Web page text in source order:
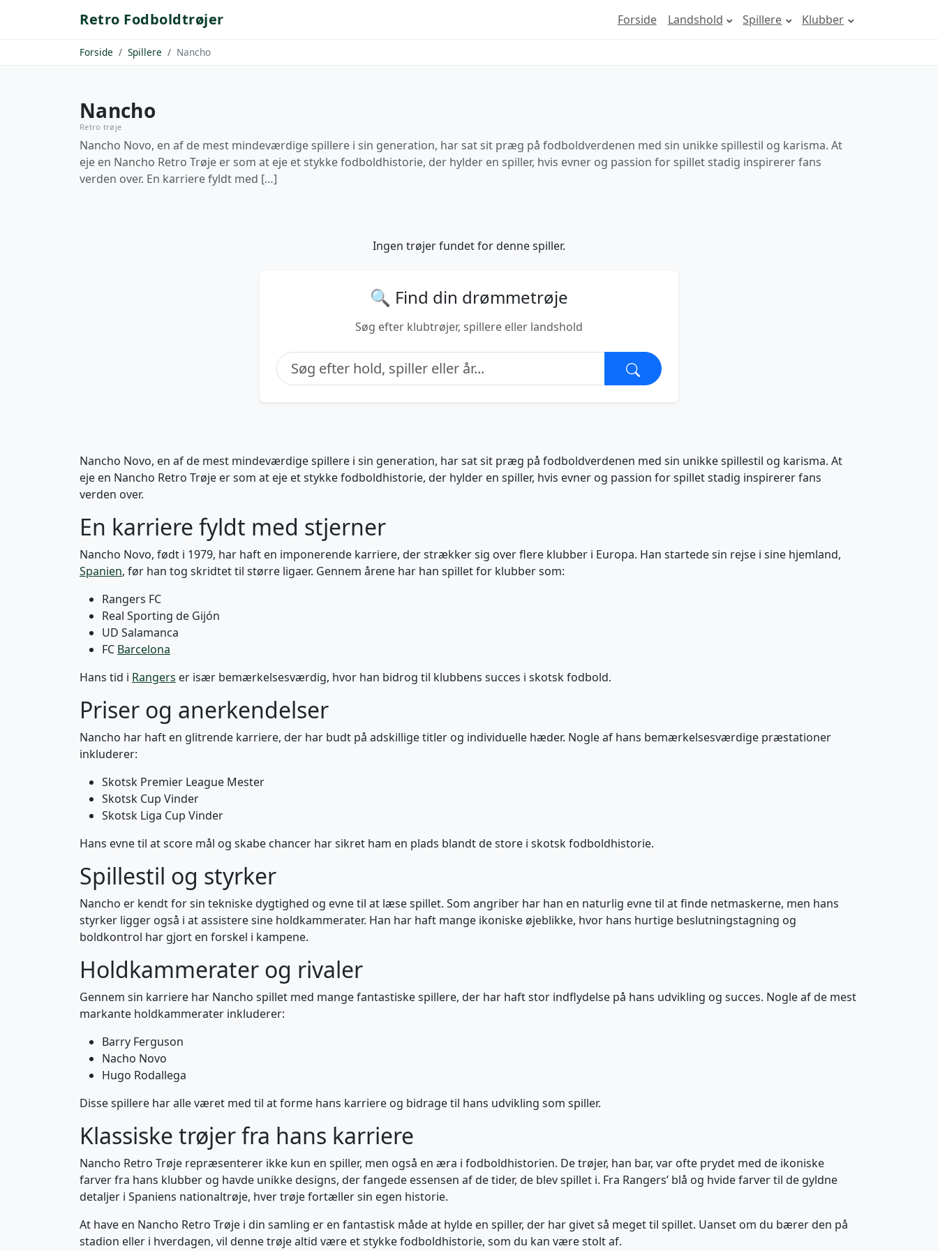
Retro Fodboldtrøjer Forside Landshold Spillere Klubber
Forside Spillere Nancho
Nancho
Retro trøje
Nancho Novo, en af de mest mindeværdige spillere i sin generation, har sat sit præg på fodboldverdenen med sin unikke spillestil og karisma. At
eje en Nancho Retro Trøje er som at eje et stykke fodboldhistorie, der hylder en spiller, hvis evner og passion for spillet stadig inspirerer fans
verden over. En karriere fyldt med […]
Ingen trøjer fundet for denne spiller.
🔍 Find din drømmetrøje
Søg efter klubtrøjer, spillere eller landshold
Nancho Novo, en af de mest mindeværdige spillere i sin generation, har sat sit præg på fodboldverdenen med sin unikke spillestil og karisma. At
eje en Nancho Retro Trøje er som at eje et stykke fodboldhistorie, der hylder en spiller, hvis evner og passion for spillet stadig inspirerer fans
verden over.
En karriere fyldt med stjerner
Nancho Novo, født i 1979, har haft en imponerende karriere, der strækker sig over flere klubber i Europa. Han startede sin rejse i sine hjemland,
Spanien, før han tog skridtet til større ligaer. Gennem årene har han spillet for klubber som:
Rangers FC
Real Sporting de Gijón
UD Salamanca
FC Barcelona
Hans tid i Rangers er især bemærkelsesværdig, hvor han bidrog til klubbens succes i skotsk fodbold.
Priser og anerkendelser
Nancho har haft en glitrende karriere, der har budt på adskillige titler og individuelle hæder. Nogle af hans bemærkelsesværdige præstationer
inkluderer:
Skotsk Premier League Mester
Skotsk Cup Vinder
Skotsk Liga Cup Vinder
Hans evne til at score mål og skabe chancer har sikret ham en plads blandt de store i skotsk fodboldhistorie.
Spillestil og styrker
Nancho er kendt for sin tekniske dygtighed og evne til at læse spillet. Som angriber har han en naturlig evne til at finde netmaskerne, men hans
styrker ligger også i at assistere sine holdkammerater. Han har haft mange ikoniske øjeblikke, hvor hans hurtige beslutningstagning og
boldkontrol har gjort en forskel i kampene.
Holdkammerater og rivaler
Gennem sin karriere har Nancho spillet med mange fantastiske spillere, der har haft stor indflydelse på hans udvikling og succes. Nogle af de mest
markante holdkammerater inkluderer:
Barry Ferguson
Nacho Novo
Hugo Rodallega
Disse spillere har alle været med til at forme hans karriere og bidrage til hans udvikling som spiller.
Klassiske trøjer fra hans karriere
Nancho Retro Trøje repræsenterer ikke kun en spiller, men også en æra i fodboldhistorien. De trøjer, han bar, var ofte prydet med de ikoniske
farver fra hans klubber og havde unikke designs, der fangede essensen af de tider, de blev spillet i. Fra Rangers’ blå og hvide farver til de gyldne
detaljer i Spaniens nationaltrøje, hver trøje fortæller sin egen historie.
At have en Nancho Retro Trøje i din samling er en fantastisk måde at hylde en spiller, der har givet så meget til spillet. Uanset om du bærer den på
stadion eller i hverdagen, vil denne trøje altid være et stykke fodboldhistorie, som du kan være stolt af.